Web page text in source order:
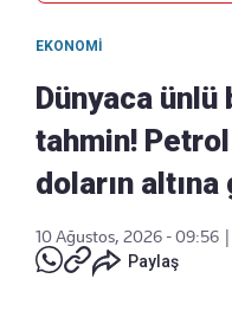
EKONOMI
Dünyaca ünlü
tahmin!
doların
10 Ağustos, 2026 - 09:56
Paylaş